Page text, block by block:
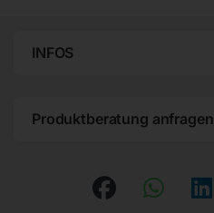
INFOS
Produktberatung anfragen